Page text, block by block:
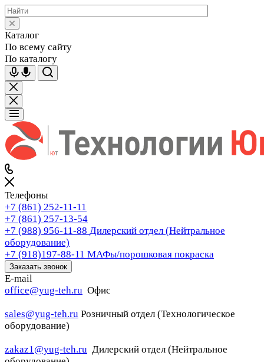
Каталог
По всему сайту
По каталогу
Телефоны
+7 (861) 252-11-11
+7 (861) 257-13-54
+7 (988) 956-11-88 Дилерский отдел (Нейтральное
оборудование)
+7 (918)197-88-11 МАФы/порошковая покраска
Заказать звонок
E-mail
office@yug-teh.ru Офис
sales@yug-teh.ru Розничный отдел (Технологическое
оборудование)
zakaz1@yug-teh.ru Дилерский отдел (Нейтральное